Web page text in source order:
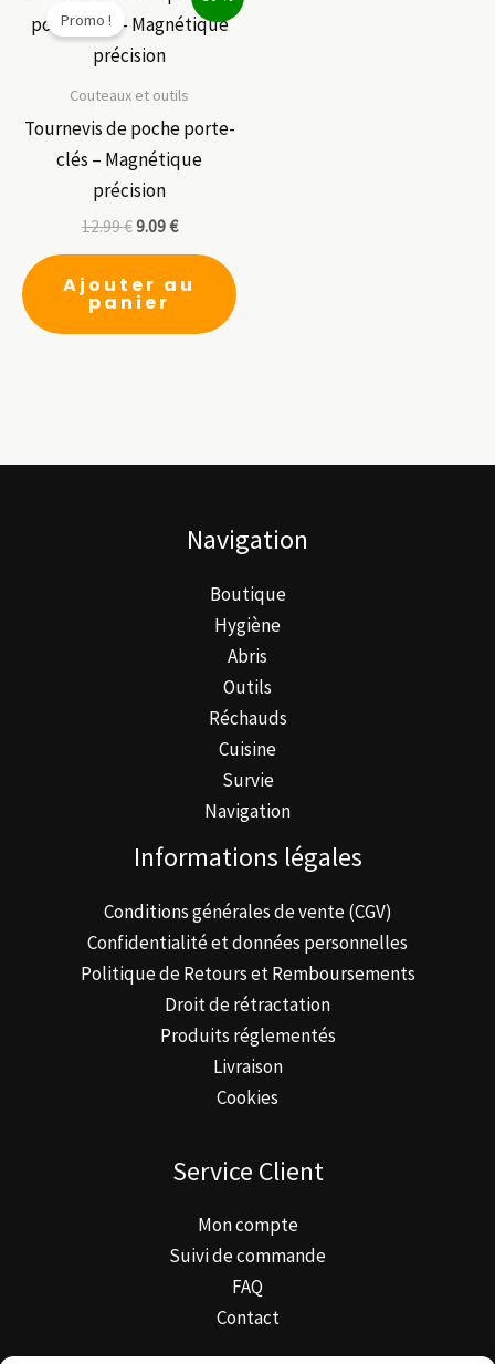
Promo !
Couteaux et outils
Tournevis de poche porte-
clés – Magnétique
précision
12.99€9.09€
Ajouter au
panier
Navigation
Boutique
Hygiène
Abris
Outils
Réchauds
Cuisine
Survie
Navigation
Informations légales
Conditions générales de vente (CGV)
Confidentialité et données personnelles
Politique de Retours et Remboursements
Droit de rétractation
Produits réglementés
Livraison
Cookies
Service Client
Mon compte
Suivi de commande
FAQ
Contact